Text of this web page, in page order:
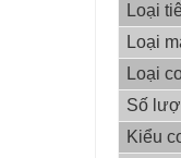
Loại
Loại
Loại
Số
Kiểu